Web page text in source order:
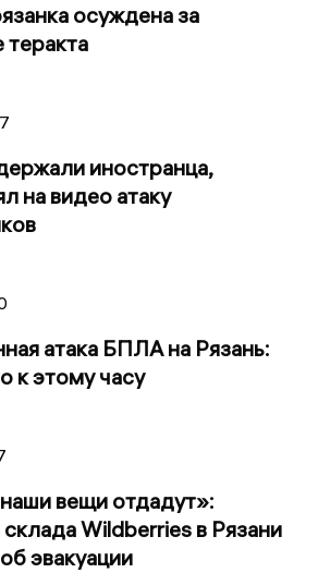
осуждена за
иностранца,
на видео атаку
атака БПЛА на Рязань:
к этому часу
вещи отдадут»:
Wildberries в Рязани
эвакуации